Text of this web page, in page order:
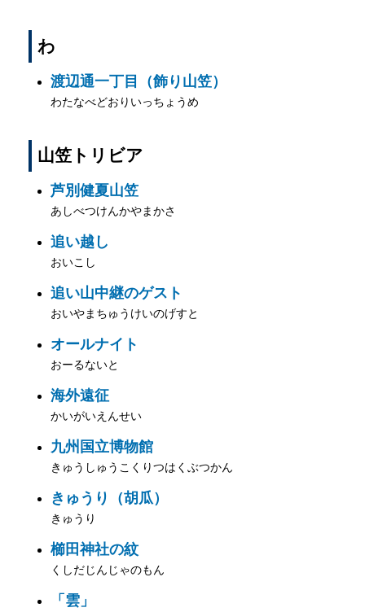
わ
渡辺通一丁目（飾り山笠）
わたなべどおりいっちょうめ
山笠トリビア
芦別健夏山笠
あしべつけんかやまかさ
追い越し
おいこし
追い山中継のゲスト
おいやまちゅうけいのげすと
オールナイト
おーるないと
海外遠征
かいがいえんせい
九州国立博物館
きゅうしゅうこくりつはくぶつかん
きゅうり（胡瓜）
きゅうり
櫛田神社の紋
くしだじんじゃのもん
「雲」